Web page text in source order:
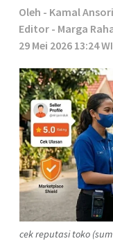
Oleh - Kamal Ansori
Editor - Marga
29 Mei 2026 13:24
cek reputasi toko